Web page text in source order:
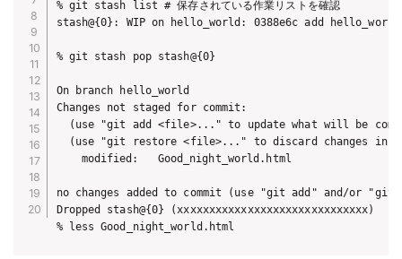
% git stash list # 保存されている作業リストを確認
stash@{0}: WIP on hello_world: 0388e6c add
% git stash pop stash@{0}
On branch hello_world
Changes not staged for commit:
(use "git add <file>..." to update what will be
(use "git restore <file>..." to discard changes in
no changes added to commit (use "git add" and/or "git
Dropped stash@{0} (xxxxxxxxxxxxxxxxxxxxxxxxxxxxxx)
% less Good_night_world.html